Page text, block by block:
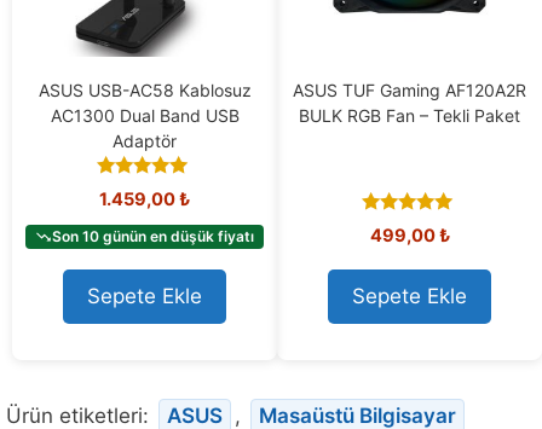
ASUS USB-AC58 Kablosuz
AC1300 Dual Band USB
Adaptör
4.92
out of 5
1.459,00₺
Son 10 günün en düşük fiyatı
Sepete Ekle
ASUS TUF Gaming AF120A2R
BULK RGB Fan – Tekli Paket
4.86
out of 5
499,00₺
Sepete Ekle
Ürün etiketleri: ASUS , Masaüstü Bilgisayar